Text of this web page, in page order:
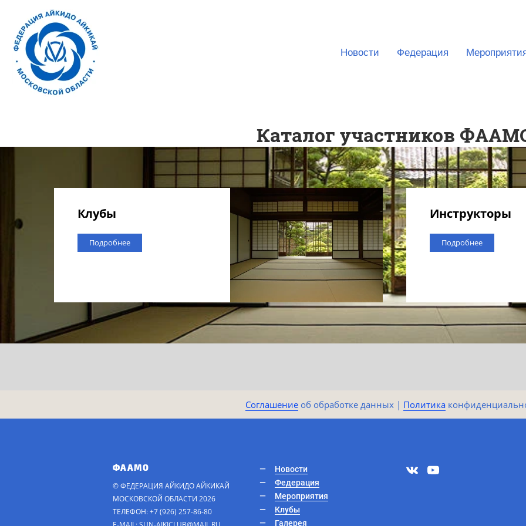
Новости Федерация
Каталог участников
Клубы
Подробнее
Инструкторы
Подробнее
Соглашение ​​​​ об обработке данных | Политика​​
ФААМО
© ФЕДЕРАЦИЯ АЙКИДО АЙКИКАЙ
МОСКОВСКОЙ ОБЛАСТИ 2026
ТЕЛЕФОН: +7 (926) 257-86-80
Новости
Федерация
Мероприятия
Клубы
Галерея